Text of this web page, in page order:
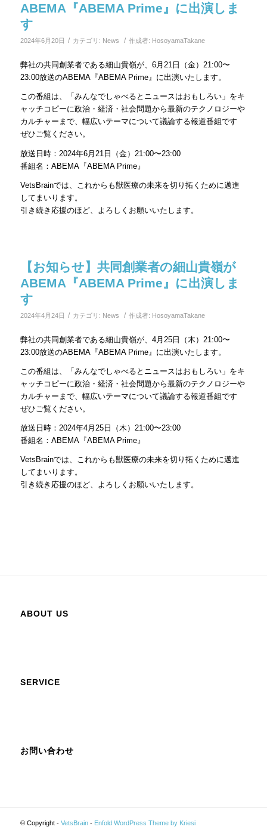
ABEMA『ABEMA Prime』に出演しま
す
2024年6月20日 / カテゴリ: News / 作成者: HosoyamaTakane
弊社の共同創業者である細山貴嶺が、6月21日（金）21:00〜
23:00放送のABEMA『ABEMA Prime』に出演いたします。
この番組は、「みんなでしゃべるとニュースはおもしろい」をキ
ャッチコピーに政治・経済・社会問題から最新のテクノロジーや
カルチャーまで、幅広いテーマについて議論する報道番組です
ぜひご覧ください。
放送日時：2024年6月21日（金）21:00〜23:00
番組名：ABEMA『ABEMA Prime』
VetsBrainでは、これからも獣医療の未来を切り拓くために邁進
してまいります。
引き続き応援のほど、よろしくお願いいたします。
【お知らせ】共同創業者の細山貴嶺が
ABEMA『ABEMA Prime』に出演しま
す
2024年4月24日 / カテゴリ: News / 作成者: HosoyamaTakane
弊社の共同創業者である細山貴嶺が、4月25日（木）21:00〜
23:00放送のABEMA『ABEMA Prime』に出演いたします。
この番組は、「みんなでしゃべるとニュースはおもしろい」をキ
ャッチコピーに政治・経済・社会問題から最新のテクノロジーや
カルチャーまで、幅広いテーマについて議論する報道番組です
ぜひご覧ください。
放送日時：2024年4月25日（木）21:00〜23:00
番組名：ABEMA『ABEMA Prime』
VetsBrainでは、これからも獣医療の未来を切り拓くために邁進
してまいります。
引き続き応援のほど、よろしくお願いいたします。
ABOUT US
SERVICE
お問い合わせ
© Copyright - VetsBrain- Enfold WordPress Theme by Kriesi